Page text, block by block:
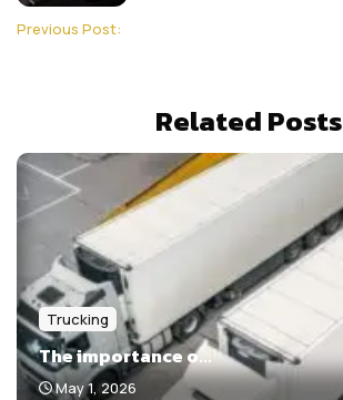
Previous Post:
Related Posts
Trucking
The importance o...
May 1, 2026